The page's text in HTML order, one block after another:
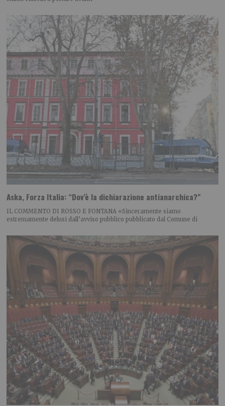
Aska, Forza Italia: “Dov’è la dichiarazione antianarchica?”
IL COMMENTO DI ROSSO E FONTANA «Sinceramente siamo
estremamente delusi dall’avviso pubblico pubblicato dal Comune di